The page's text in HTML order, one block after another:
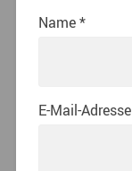
Name*
E-Mail-Adresse